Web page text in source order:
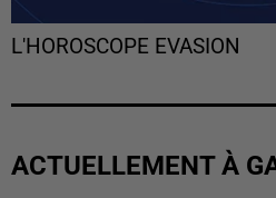
L'HOROSCOPE EVASION
ACTUELLEMENT À